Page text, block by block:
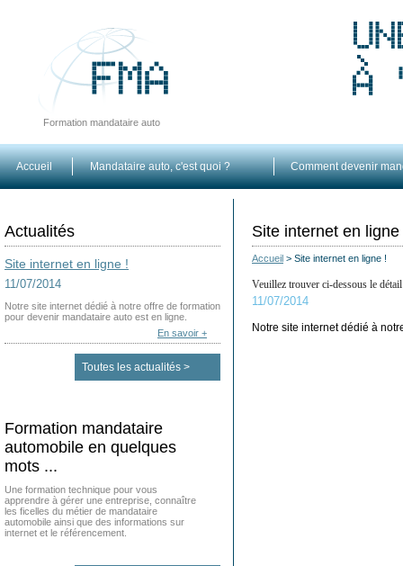
Formation mandataire auto
Accueil Mandataire auto, c'est quoi ? Comment devenir
Actualités
Site internet en ligne !
11/07/2014
Notre site internet dédié à notre offre de formation
pour devenir mandataire auto est en ligne.
En savoir +
Toutes les actualités >
Formation mandataire
automobile en quelques
mots ...
Une formation technique pour vous
apprendre à gérer une entreprise, connaître
les ficelles du métier de mandataire
automobile ainsi que des informations sur
internet et le référencement.
Site internet en ligne
Accueil > Site internet en ligne !
Veuillez trouver ci-dessous le
11/07/2014
Notre site internet dédié à